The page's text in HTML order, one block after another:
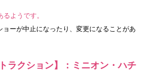
ようです。
ョーが中止になったり、変更になることがあ
ラクション】：ミニオン・ハチ